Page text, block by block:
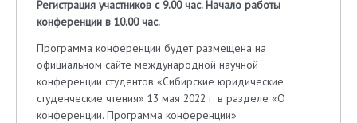
Регистрация участников с 9.00 час. Начало работы
конференции в 10.00 час.
Программа конференции будет размещена на
официальном сайте международной научной
конференции студентов «Сибирские юридические
студенческие чтения» 13 мая 2022 г. в разделе «О
конференции. Программа конференции»